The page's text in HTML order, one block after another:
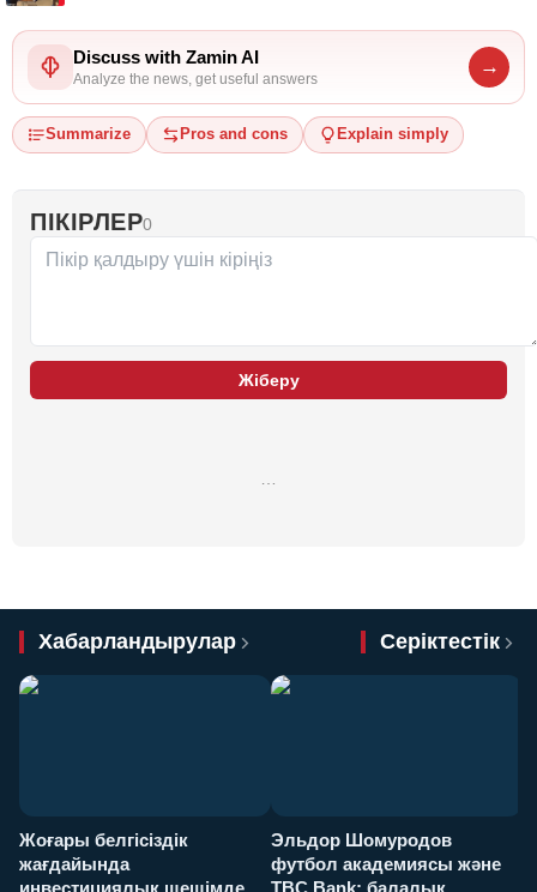
Discuss with Zamin AI
Analyze the news, get useful answers
→
Summarize Pros and cons Explain simply
ПІКІРЛЕР0
Жіберу
Хабарландырулар Серіктестік
Жоғары белгісіздік
жағдайында
Эльдор Шомуродов
футбол академиясы және